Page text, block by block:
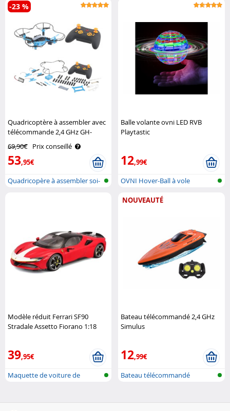
Quadricoptère à assembler avec
télécommande 2,4 GHz GH-
69,90€ Prix conseillé
53,95€
-23 %
Quadricopère à assembler soi-
Balle volante ovni LED RVB
Playtastic
12,99€
OVNI Hover-Ball à vole
Modèle réduit Ferrari SF90
Stradale Assetto Fiorano 1:18
39,95€
Maquette de voiture de
NOUVEAUTÉ
Bateau télécommandé 2,4 GHz
Simulus
12,99€
Bateau télécommandé